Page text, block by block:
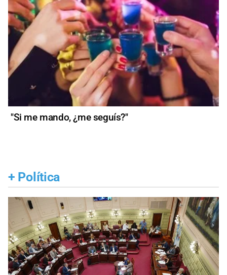
"Si me mando, ¿me seguís?"
+ Política